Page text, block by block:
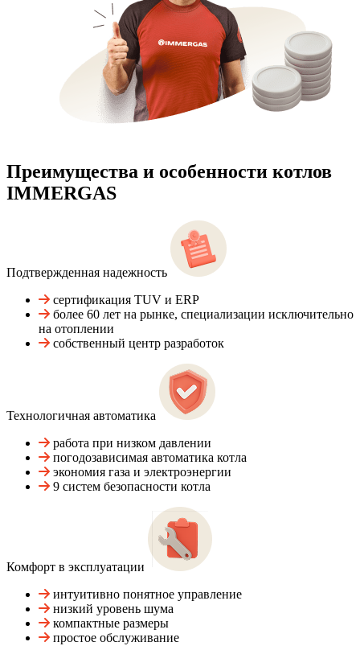
Преимущества и особенности котлов
IMMERGAS
Подтвержденная надежность
сертификация TUV и ERP
более 60 лет на рынке, специализации исключительно
на отоплении
собственный центр разработок
Технологичная автоматика
работа при низком давлении
погодозависимая автоматика котла
экономия газа и электроэнергии
9 систем безопасности котла
Комфорт в эксплуатации
интуитивно понятное управление
низкий уровень шума
компактные размеры
простое обслуживание